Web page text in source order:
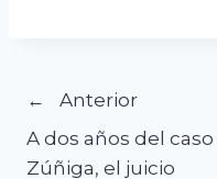
Navegación
de
Anterior
A dos años del caso
Zúñiga, el juicio